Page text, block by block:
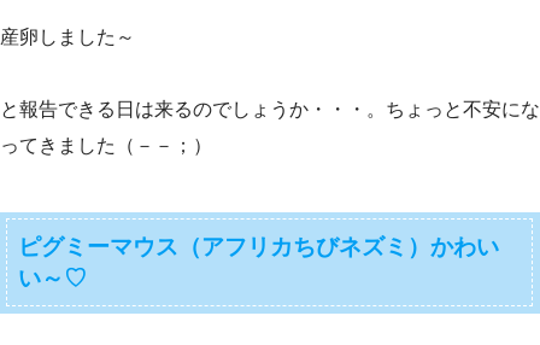
産卵しました～
と報告できる日は来るのでしょうか・・・。ちょっと不安にな
ってきました（－－；）
ピグミーマウス（アフリカちびネズミ）かわい
い～♡